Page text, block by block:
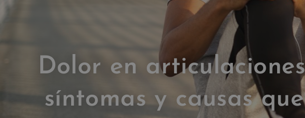
Dolor en
síntomas y causas que